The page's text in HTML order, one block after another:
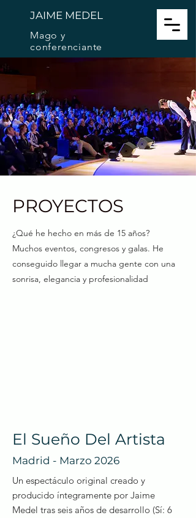
JAIME MEDEL
Mago y
conferenciante
PROYECTOS
¿Qué he hecho en más de 15 años?
Muchos eventos, congresos y galas. He
conseguido llegar a mucha gente con una
sonrisa, elegancia y profesionalidad
El Sueño Del Artista
Madrid - Marzo 2026
Un espectáculo original creado y
producido íntegramente por Jaime
Medel tras seis años de desarrollo (Sí: 6